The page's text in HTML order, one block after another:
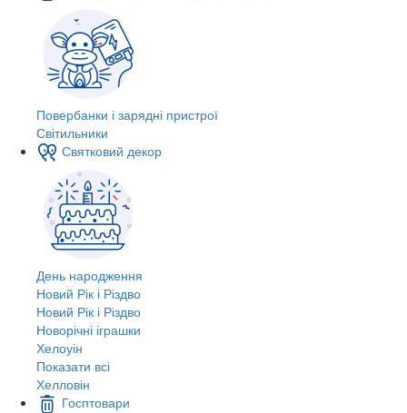
Повербанки і зарядні пристрої
Світильники
Святковий декор
День народження
Новий Рік і Різдво
Новий Рік і Різдво
Новорічні іграшки
Хелоуін
Показати всі
Хелловін
Госптовари